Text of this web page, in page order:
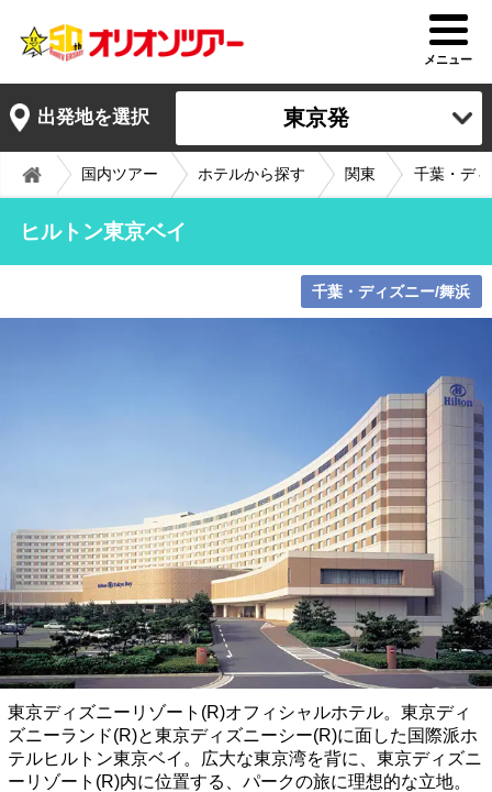
メニュー
出発地を選択 東京発
国内ツアー ホテルから探す 関東 千葉・デ
ヒルトン東京ベイ
千葉・ディズニー/舞浜
東京ディズニーリゾート(R)オフィシャルホテル。東京ディ
ズニーランド(R)と東京ディズニーシー(R)に面した国際派ホ
テルヒルトン東京ベイ。広大な東京湾を背に、東京ディズニ
ーリゾート(R)内に位置する、パークの旅に理想的な立地。